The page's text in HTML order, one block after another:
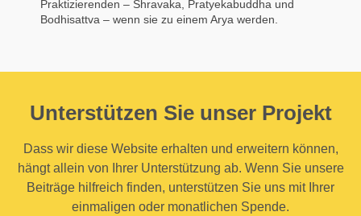
Praktizierenden – Shravaka, Pratyekabuddha und
Bodhisattva – wenn sie zu einem Arya werden.
Unterstützen Sie unser Projekt
Dass wir diese Website erhalten und erweitern können,
hängt allein von Ihrer Unterstützung ab. Wenn Sie unsere
Beiträge hilfreich finden, unterstützen Sie uns mit Ihrer
einmaligen oder monatlichen Spende.